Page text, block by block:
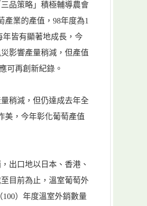
品策略」積極輔導農會
產業的產值，98年度為1
年皆有顯著地成長，今
影響產量稍減，但產值
可再創新紀錄。
稍減，但仍達成去年全
美，今年彰化葡萄產值
出口地以日本、香港、
目前為止，溫室葡萄外
）年度溫室外銷數量